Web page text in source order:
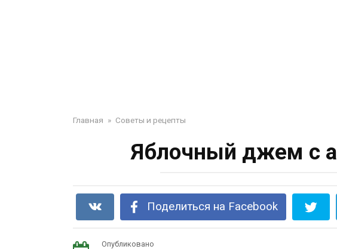
Главная » Советы и рецепты
Яблочный джем с
Поделиться на Facebook
Опубликовано